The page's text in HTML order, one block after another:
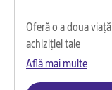
Oferă o a doua
achiziției tale
Află mai multe